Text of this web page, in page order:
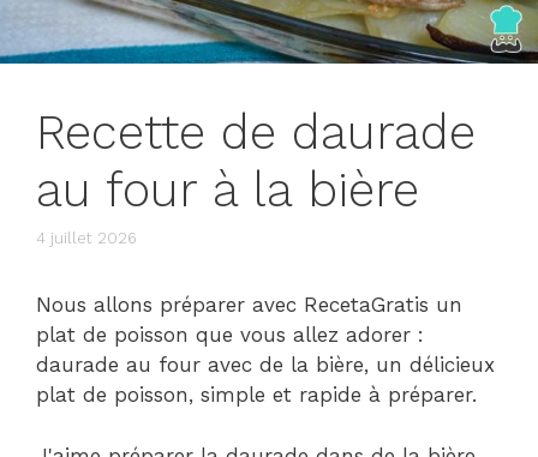
Recette de daurade
au four à la bière
4 juillet 2026
Nous allons préparer avec RecetaGratis un
plat de poisson que vous allez adorer :
daurade au four avec de la bière, un délicieux
plat de poisson, simple et rapide à préparer.